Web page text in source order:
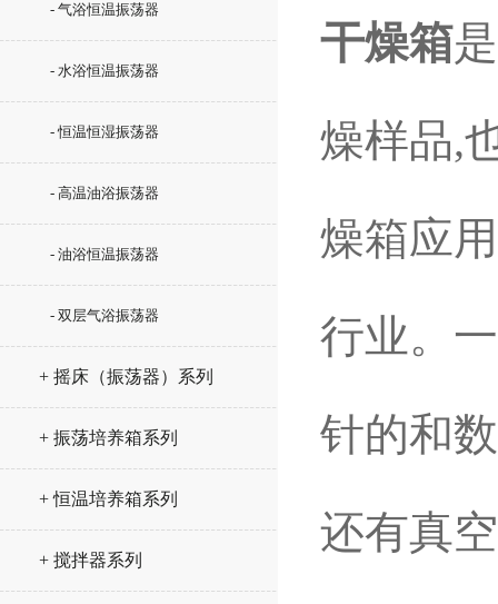
- 气浴恒温振荡器
- 水浴恒温振荡器
- 恒温恒湿振荡器
- 高温油浴振荡器
- 油浴恒温振荡器
- 双层气浴振荡器
+ 摇床（振荡器）系列
+ 振荡培养箱系列
+ 恒温培养箱系列
+ 搅拌器系列
干燥箱
燥样品,
燥箱应
行业。
针的和
还有真